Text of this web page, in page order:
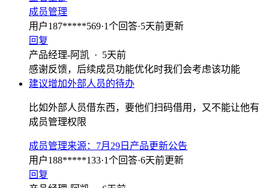
成员管理
用户187*****569·1个回答·5天前更新
回复
产品经理-阿凯 · 5天前
感谢反馈，后续成员功能优化时我们会考虑该功能
建议增加外部人员的待办
比如外部人员借东西，要他们扫码借用，又不能让他有
成员管理权限
成员管理来源： 7月29日产品更新公告
用户188*****133·1个回答·6天前更新
回复